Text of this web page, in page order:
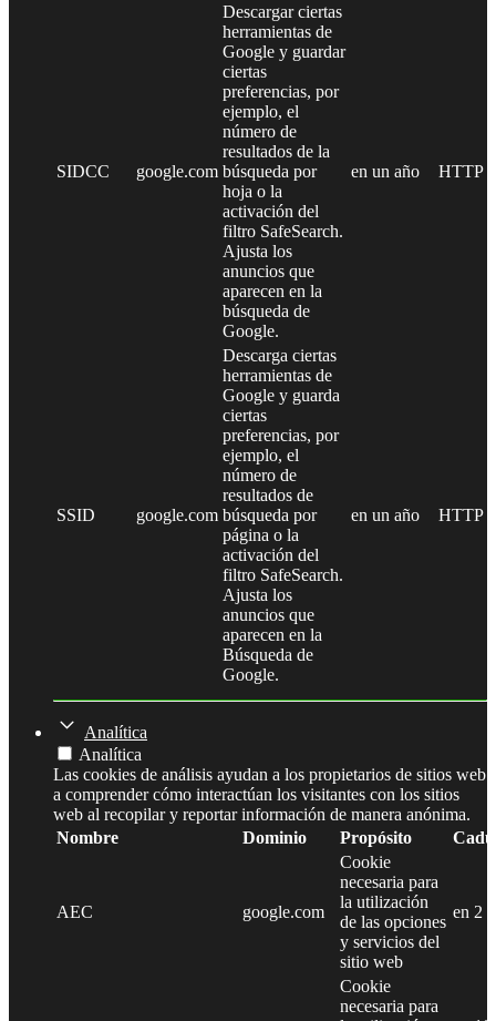
SIDCC google.com
Descargar ciertas
herramientas de
Google y guardar
ciertas
preferencias, por
ejemplo, el
número de
resultados de la
búsqueda por
hoja o la
activación del
filtro SafeSearch.
Ajusta los
anuncios que
aparecen en la
búsqueda de
Google.
en un año HTTP
SSID google.com
Descarga ciertas
herramientas de
Google y guarda
ciertas
preferencias, por
ejemplo, el
número de
resultados de
búsqueda por
página o la
activación del
filtro SafeSearch.
Ajusta los
anuncios que
aparecen en la
Búsqueda de
Google.
en un año HTTP
Analítica
Analítica
Las cookies de análisis ayudan a los propietarios de sitios web
a comprender cómo interactúan los visitantes con los sitios
web al recopilar y reportar información de manera anónima.
Nombre
Dominio Propósito
AEC google.com
Cookie
necesaria para
la utilización
de las opciones
y servicios del
sitio web
en 2
Cookie
necesaria para